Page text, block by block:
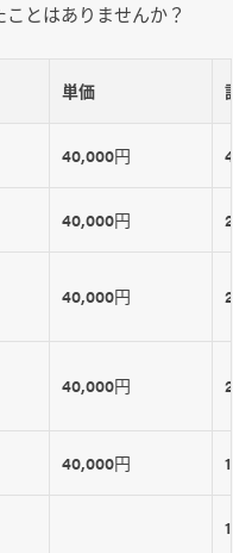
とはありませんか？
単価
40,000円
40,000円
40,000円
40,000円
40,000円